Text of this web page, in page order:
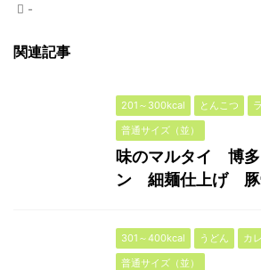
-
関連記事
201～300kcal とんこつ
普通サイズ（並）
味のマルタイ 博
ン 細麺仕上げ 豚
301～400kcal うどん カ
普通サイズ（並）